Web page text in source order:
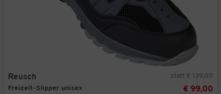
Reusch
Freizeit-Slipper unisex
statt € 139,00
€ 99,00